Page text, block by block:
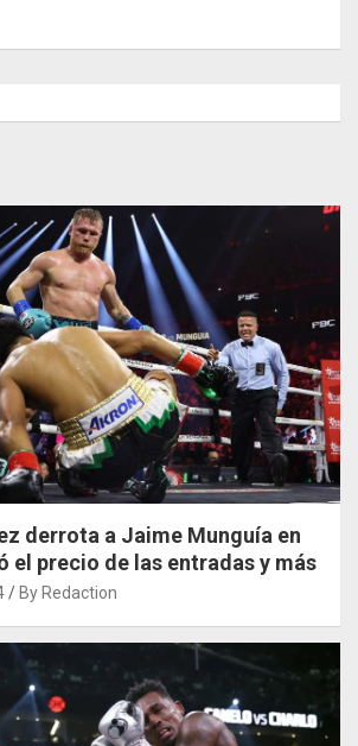
derrota a Jaime Munguía en
el precio de las entradas y más
By Redaction